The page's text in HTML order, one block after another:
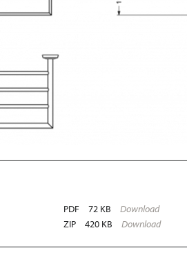
PDF 72 KB
Download
ZIP 420 KB Download